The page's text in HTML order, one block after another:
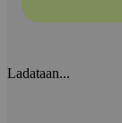
Ladataan...